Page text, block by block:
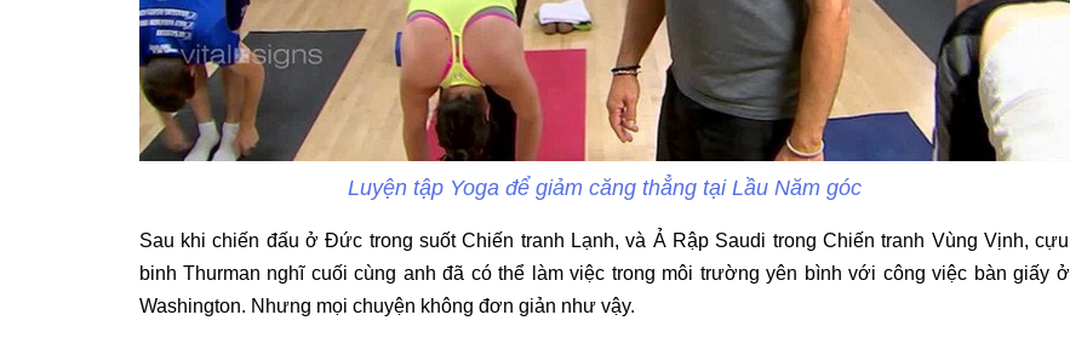
Luyện tập Yoga để giảm căng thẳng tại Lầu Năm góc
Sau khi chiến đấu ở Đức trong suốt Chiến tranh Lạnh, và Ả Rập Saudi trong Chiến tranh Vùng Vịnh, cựu
binh Thurman nghĩ cuối cùng anh đã có thể làm việc trong môi trường yên bình với công việc bàn giấy ở
Washington. Nhưng mọi chuyện không đơn giản như vậy.